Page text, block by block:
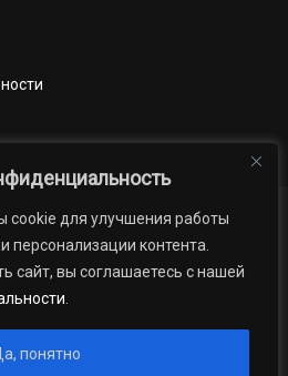
для улучшения работы
персонализации контента.
сайт, вы соглашаетесь с нашей
понятно
Официально
государственное учреждение
Все права защищены.
Попов